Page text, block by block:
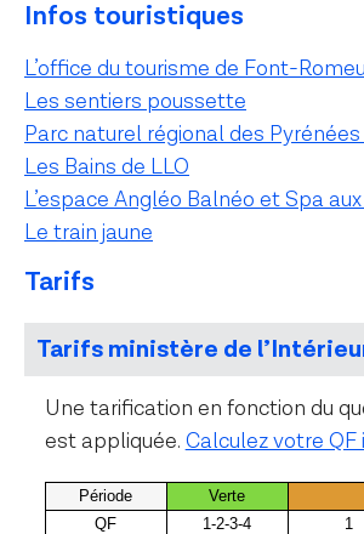
Infos touristiques
L’office du tourisme de Font-Romeu
Les sentiers poussette
Parc naturel régional des
Les Bains de LLO
L’espace Angléo Balnéo et Spa
Le train jaune
Tarifs
Tarifs ministère de
Une tarification en fonction du
est appliquée. Calculez votre QF
Période Verte
QF
1-2-3-4 1